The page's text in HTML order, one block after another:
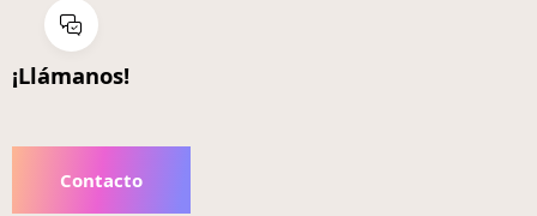
¡Llámanos!
Contacto